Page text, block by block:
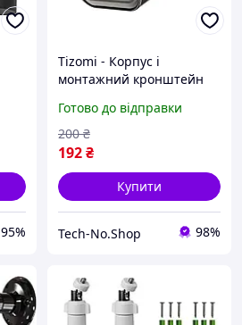
95%
Tizomi - Корпус і
монтажний кронштейн
Blink, регульований на
360 градусів
Готово до відправки
192₴
200 ₴
Купити
Tech-No.Shop 98%